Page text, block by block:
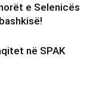
e Selenicës
në SPAK